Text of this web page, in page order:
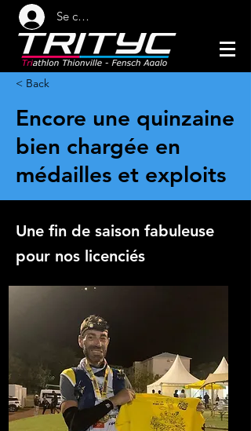
Se connecter
< Back
Encore une quinzaine
bien chargée en
médailles et exploits
Une fin de saison fabuleuse
pour nos licenciés